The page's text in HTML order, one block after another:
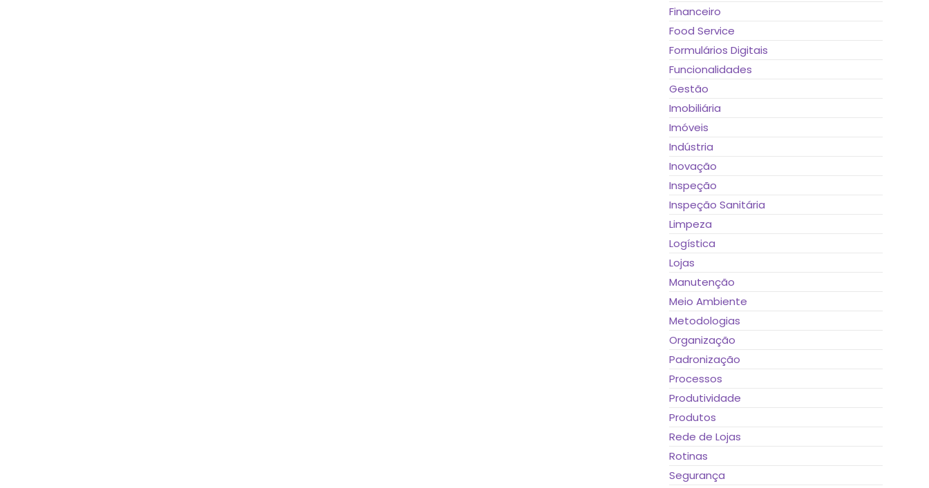
Financeiro
Food Service
Formulários Digitais
Funcionalidades
Gestão
Imobiliária
Imóveis
Indústria
Inovação
Inspeção
Inspeção Sanitária
Limpeza
Logística
Lojas
Manutenção
Meio Ambiente
Metodologias
Organização
Padronização
Processos
Produtividade
Produtos
Rede de Lojas
Rotinas
Segurança